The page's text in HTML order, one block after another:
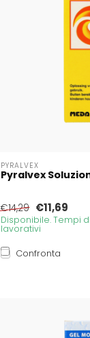
PYRALVEX
Pyralvex
€14,29 €11,69
Disponibile. Tempi
lavorativi
Confronta